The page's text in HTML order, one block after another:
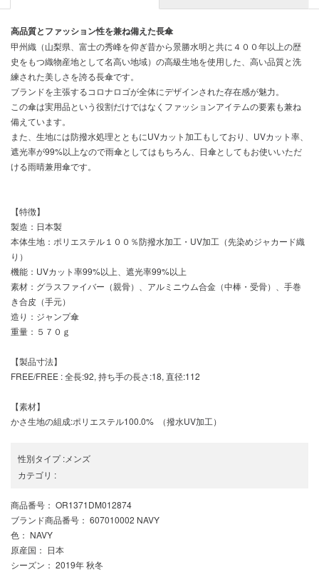
高品質とファッション性を兼ね備えた長傘
甲州織（山梨県、富士の秀峰を仰ぎ昔から景勝水明と共に４００年以上の歴
史をもつ織物産地として名高い地域）の高級生地を使用した、高い品質と洗
練された美しさを誇る長傘です。
ブランドを主張するコロナロゴが全体にデザインされた存在感が魅力。
この傘は実用品という役割だけではなくファッションアイテムの要素も兼ね
備えています。
また、生地には防撥水処理とともにUVカット加工もしており、UVカット率、
遮光率が99%以上なので雨傘としてはもちろん、日傘としてもお使いいただ
ける雨晴兼用傘です。
【特徴】
製造：日本製
本体生地：ポリエステル１００％防撥水加工・UV加工（先染めジャカード織
り）
機能：UVカット率99%以上、遮光率99%以上
素材：グラスファイバー（親骨）、アルミニウム合金（中棒・受骨）、手巻
き合皮（手元）
造り：ジャンプ傘
重量：５７０ｇ
【製品寸法】
FREE/FREE : 全長:92, 持ち手の長さ:18, 直径:112
【素材】
かさ生地の組成:ポリエステル100.0% （撥水UV加工）
性別タイプ:メンズ
カテゴリ :
商品番号 ： OR1371DM012874
ブランド商品番号 ： 607010002 NAVY
色 ： NAVY
原産国 ： 日本
シーズン ： 2019年 秋冬